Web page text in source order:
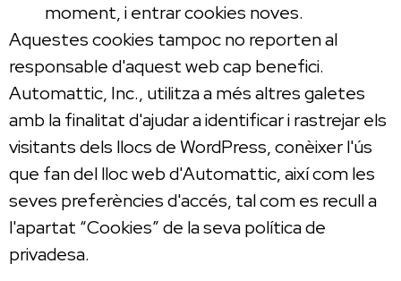
moment, i entrar cookies noves.
Aquestes cookies tampoc no reporten al
responsable d'aquest web cap benefici.
Automattic, Inc., utilitza a més altres galetes
amb la finalitat d'ajudar a identificar i rastrejar els
visitants dels llocs de WordPress, conèixer l'ús
que fan del lloc web d'Automattic, així com les
seves preferències d'accés, tal com es recull a
l'apartat “Cookies” de la seva política de
privadesa.